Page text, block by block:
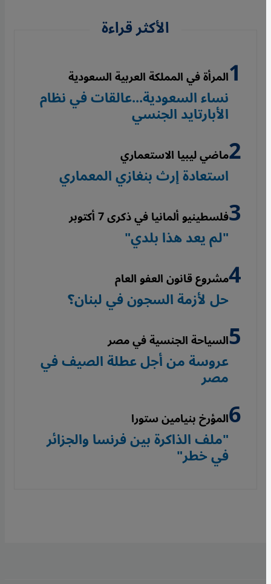
الأكثر قراءة
المرأة في المملكة العربية السعودية
نساء السعودية...عالقات في نظام
الأبارتايد الجنسي
ماضي ليبيا الاستعماري
استعادة إرث بنغازي المعماري
فلسطينيو ألمانيا في ذكرى 7 أكتوبر
"لم يعد هذا بلدي"
مشروع قانون العفو العام
حل لأزمة السجون في لبنان؟
السياحة الجنسية في مصر
عروسة من أجل عطلة الصيف في
مصر
المؤرخ بنيامين ستورا
"ملف الذاكرة بين فرنسا والجزائر
في خطر"